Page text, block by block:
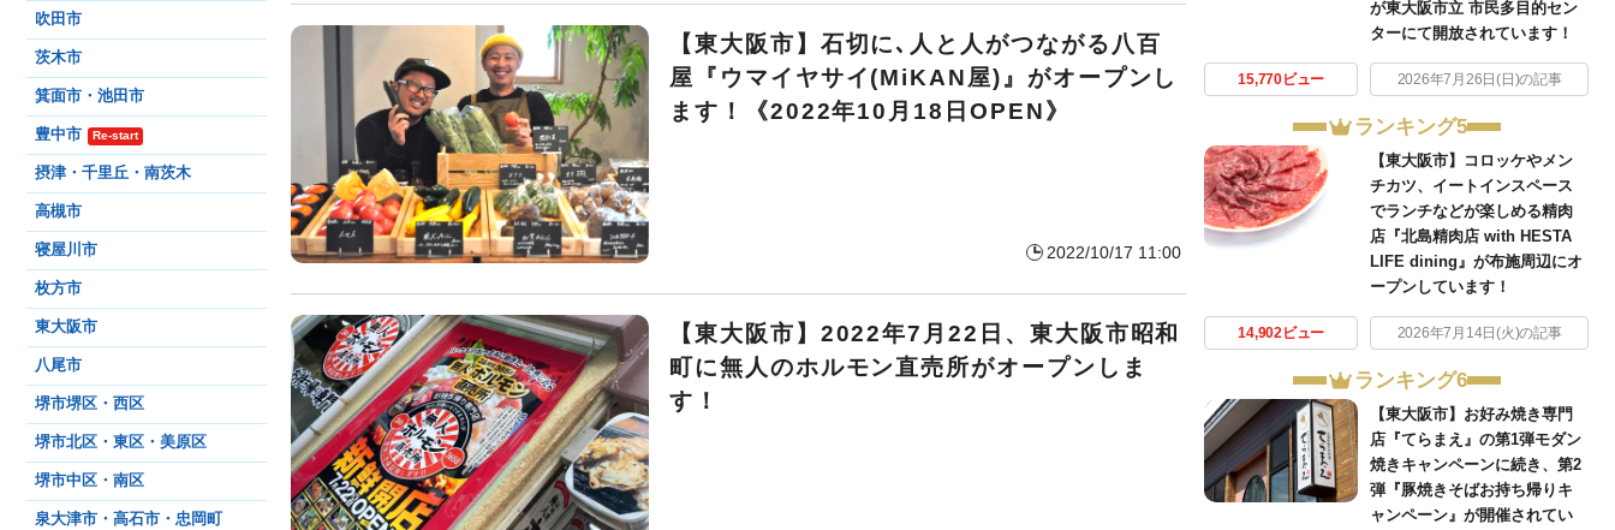
【東大阪市】石切に､人と人がつながる八百
屋『ウマイヤサイ(MiKAN屋)』がオープンし
ます！《2022年10月18日OPEN》
2022/10/17 11:00
【東大阪市】2022年7月22日、東大阪市昭和
町に無人のホルモン直売所がオープンしま
す！
が東大阪市立 市民多目的セン
ターにて開放されています！
15,770ビュー 2026年7月26日(日)の記事
ランキング5
【東大阪市】コロッケやメン
チカツ、イートインスペース
でランチなどが楽しめる精肉
店『北島精肉店 with HESTA
LIFE dining』が布施周辺にオ
ープンしています！
14,902ビュー 2026年7月14日(火)の記事
ランキング6
【東大阪市】お好み焼き専門
店『てらまえ』の第1弾モダン
焼きキャンペーンに続き、第2
弾『豚焼きそばお持ち帰りキ
ャンペーン』が開催されてい
吹田市
茨木市
箕面市・池田市
豊中市 Re-start
摂津・千里丘・南茨木
高槻市
寝屋川市
枚方市
東大阪市
八尾市
堺市堺区・西区
堺市北区・東区・美原区
堺市中区・南区
泉大津市・高石市・忠岡町